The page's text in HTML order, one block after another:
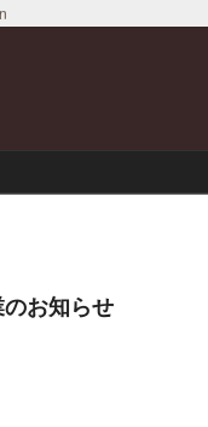
お知らせ